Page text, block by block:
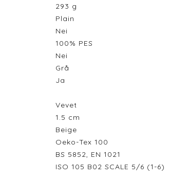
293 g
Plain
Nei
100% PES
Nei
Grå
Ja
Vevet
1.5 cm
Beige
Oeko-Tex 100
BS 5852, EN 1021
ISO 105 B02 SCALE 5/6 (1-6)